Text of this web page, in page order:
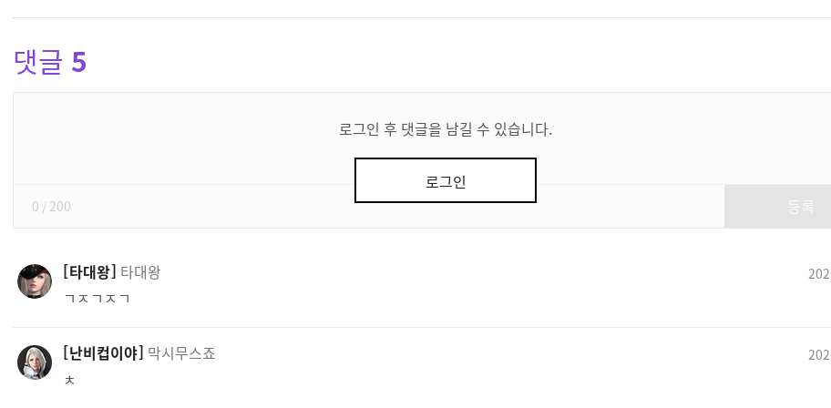
댓글 5
로그인 후 댓글을 남길 수 있습니다.
로그인
0 / 200
타대왕 타대왕
ㄱㅈㄱㅈㄱ
난비컵이야 막시무스죠
ㅊ